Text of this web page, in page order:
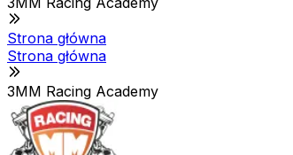
Strona główna
Strona główna
3MM Racing Academy